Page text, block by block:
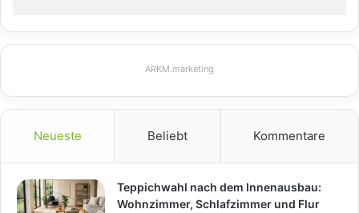
ARKM.marketing
Neueste Beliebt Kommentare
Teppichwahl nach dem Innenausbau:
Wohnzimmer, Schlafzimmer und Flur